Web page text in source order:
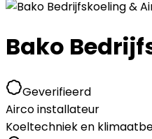
Bako
Geverifieerd
Airco installateur
Koeltechniek en